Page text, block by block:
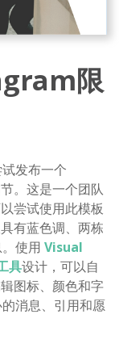
限
发布一个
。这是一个团队
尝试使用此模板
有蓝色调、两栋
使用 Visual
具设计，可以自
图标、颜色和字
消息、引用和愿